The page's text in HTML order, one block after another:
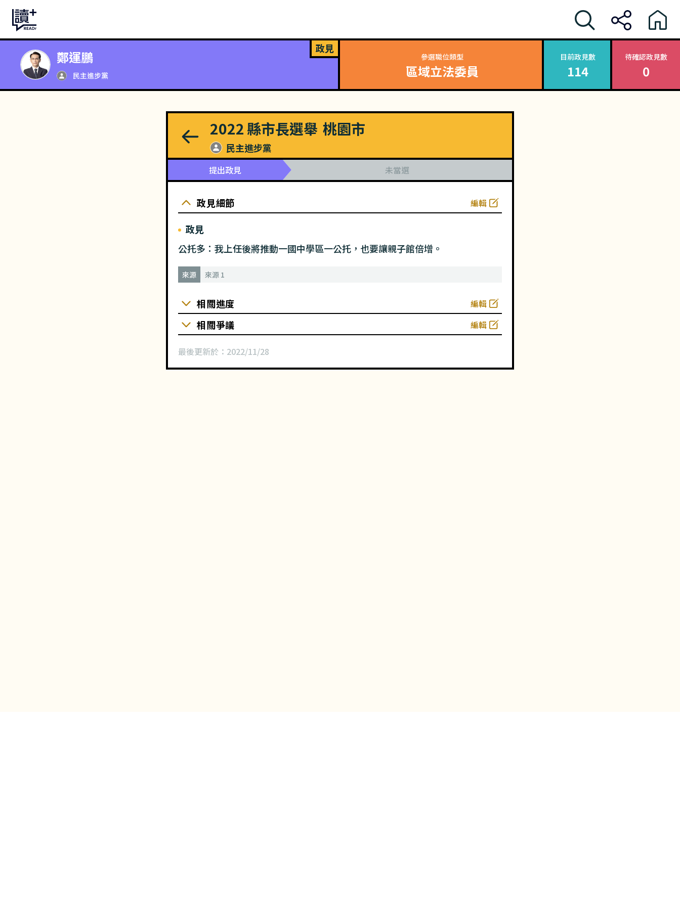
鄭運鵬
民主進步黨
政見
參選職位類型
區域立法委員
目前政見數
114
待確認政見數
0
2022 縣市長選舉 桃園市
民主進步黨
提出政見 未當選
政見細節 編輯
政見
公托多：我上任後將推動一國中學區一公托，也要讓親子館倍增。
來源 來源 1
相關進度 編輯
相關爭議 編輯
最後更新於： 2022/11/28